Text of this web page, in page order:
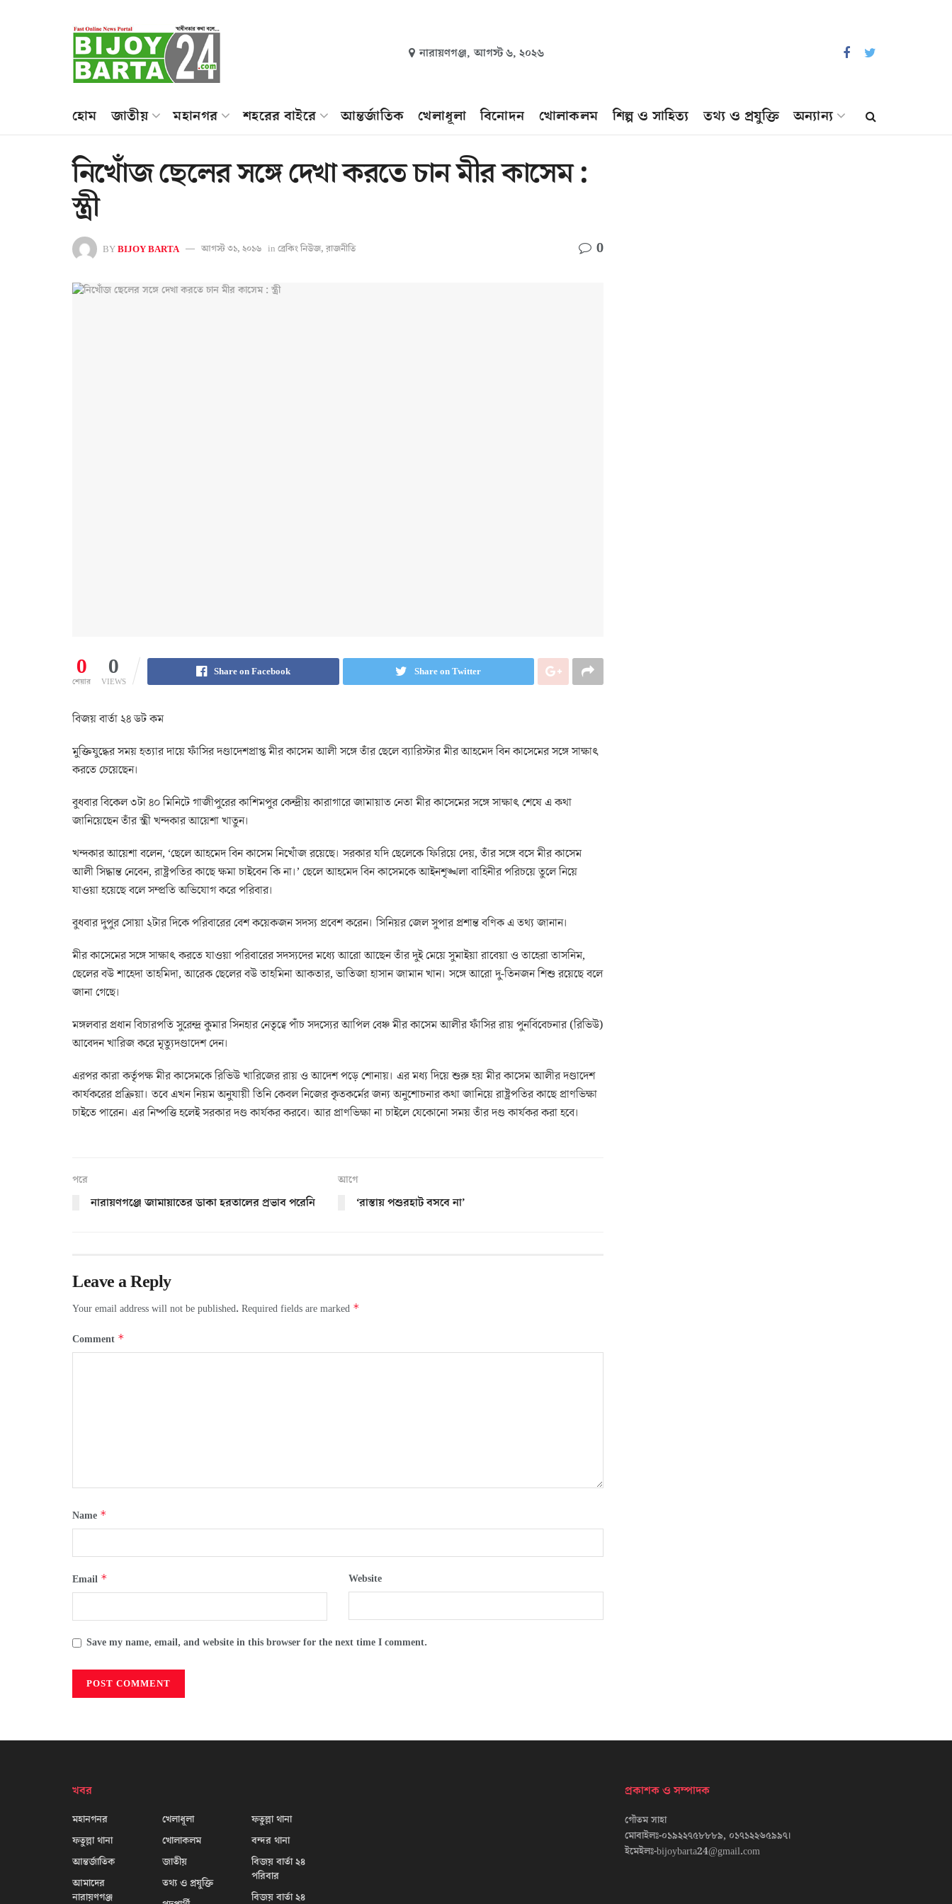
নারায়ণগঞ্জ, আগস্ট ৬, ২০২৬
হোম জাতীয় মহানগর শহরের বাইরে আন্তর্জাতিক খেলাধূলা বিনোদন খোলাকলম শিল্প ও সাহিত্য তথ্য ও প্রযুক্তি অন্যান্য
নিখোঁজ ছেলের সঙ্গে দেখা করতে চান মীর কাসেম :
স্ত্রী
BYBIJOY BARTA আগস্ট ৩১, ২০১৬ in ব্রেকিং নিউজ, রাজনীতি 0
0
শেয়ার
0
VIEWS
Share on Facebook Share on Twitter
বিজয় বার্তা ২৪ ডট কম
মুক্তিযুদ্ধের সময় হত্যার দায়ে ফাঁসির দণ্ডাদেশপ্রাপ্ত মীর কাসেম আলী সঙ্গে তাঁর ছেলে ব্যারিস্টার মীর আহমেদ বিন কাসেমের সঙ্গে সাক্ষাৎ
করতে চেয়েছেন।
বুধবার বিকেল ৩টা ৪০ মিনিটে গাজীপুরের কাশিমপুর কেন্দ্রীয় কারাগারে জামায়াত নেতা মীর কাসেমের সঙ্গে সাক্ষাৎ শেষে এ কথা
জানিয়েছেন তাঁর স্ত্রী খন্দকার আয়েশা খাতুন।
খন্দকার আয়েশা বলেন, ‘ছেলে আহমেদ বিন কাসেম নিখোঁজ রয়েছে। সরকার যদি ছেলেকে ফিরিয়ে দেয়, তাঁর সঙ্গে বসে মীর কাসেম
আলী সিদ্ধান্ত নেবেন, রাষ্ট্রপতির কাছে ক্ষমা চাইবেন কি না।’ ছেলে আহমেদ বিন কাসেমকে আইনশৃঙ্খলা বাহিনীর পরিচয়ে তুলে নিয়ে
যাওয়া হয়েছে বলে সম্প্রতি অভিযোগ করে পরিবার।
বুধবার দুপুর সোয়া ২টার দিকে পরিবারের বেশ কয়েকজন সদস্য প্রবেশ করেন। সিনিয়র জেল সুপার প্রশান্ত বণিক এ তথ্য জানান।
মীর কাসেমের সঙ্গে সাক্ষাৎ করতে যাওয়া পরিবারের সদস্যদের মধ্যে আরো আছেন তাঁর দুই মেয়ে সুমাইয়া রাবেয়া ও তাহেরা তাসনিম,
ছেলের বউ শাহেদা তাহমিদা, আরেক ছেলের বউ তাহমিনা আকতার, ভাতিজা হাসান জামান খান। সঙ্গে আরো দু-তিনজন শিশু রয়েছে বলে
জানা গেছে।
মঙ্গলবার প্রধান বিচারপতি সুরেন্দ্র কুমার সিনহার নেতৃত্বে পাঁচ সদস্যের আপিল বেঞ্চ মীর কাসেম আলীর ফাঁসির রায় পুনর্বিবেচনার (রিভিউ)
আবেদন খারিজ করে মৃত্যুদণ্ডাদেশ দেন।
এরপর কারা কর্তৃপক্ষ মীর কাসেমকে রিভিউ খারিজের রায় ও আদেশ পড়ে শোনায়। এর মধ্য দিয়ে শুরু হয় মীর কাসেম আলীর দণ্ডাদেশ
কার্যকরের প্রক্রিয়া। তবে এখন নিয়ম অনুযায়ী তিনি কেবল নিজের কৃতকর্মের জন্য অনুশোচনার কথা জানিয়ে রাষ্ট্রপতির কাছে প্রাণভিক্ষা
চাইতে পারেন। এর নিষ্পত্তি হলেই সরকার দণ্ড কার্যকর করবে। আর প্রাণভিক্ষা না চাইলে যেকোনো সময় তাঁর দণ্ড কার্যকর করা হবে।
পরে
নারায়ণগঞ্জে জামায়াতের ডাকা হরতালের প্রভাব পরেনি
আগে
‘রাস্তায় পশুরহাট বসবে না’
Leave a Reply
Your email address will not be published. Required fields are marked *
Comment *
Name *
Email * Website
Save my name, email, and website in this browser for the next time I comment.
খবর
মহানগনর
ফতুল্লা থানা
আন্তর্জাতিক
আমাদের
নারায়ণগঞ্জ
খেলাধূলা
খোলাকলম
জাতীয়
তথ্য ও প্রযুক্তি
ফতুল্লা থানা
বন্দর থানা
বিজয় বার্তা ২৪
পরিবার
বিজয় বার্তা ২৪
প্রকাশক ও সম্পাদক
গৌতম সাহা
মোবাইলঃ-০১৯২২৭৫৮৮৮৯, ০১৭১২২৬৫৯৯৭।
ইমেইলঃ-bijoybarta24@gmail.com